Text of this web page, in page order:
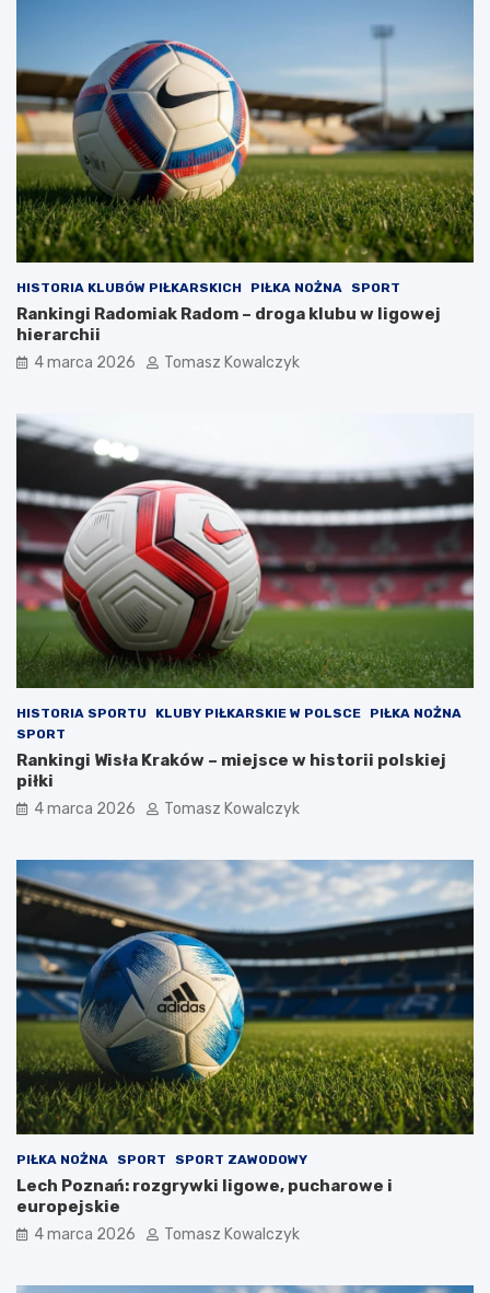
HISTORIA KLUBÓW PIŁKARSKICH PIŁKA NOŻNA SPORT
Rankingi Radomiak Radom – droga klubu w ligowej
hierarchii
4 marca 2026 Tomasz Kowalczyk
HISTORIA SPORTU KLUBY PIŁKARSKIE W POLSCE
PIŁKA NOŻNA
SPORT
Rankingi Wisła Kraków – miejsce w historii polskiej
piłki
4 marca 2026 Tomasz Kowalczyk
PIŁKA NOŻNA SPORT SPORT ZAWODOWY
Lech Poznań: rozgrywki ligowe, pucharowe i
europejskie
4 marca 2026 Tomasz Kowalczyk